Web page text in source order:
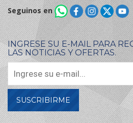
Seguinos en
INGRESE SU E-MAIL PARA
LAS NOTICIAS Y OFERTAS.
SUSCRIBIRME